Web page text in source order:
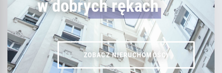
w dobrych rękach
ZOBACZ NIERUCHOMOŚCI